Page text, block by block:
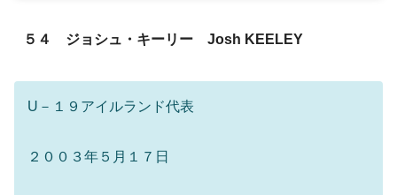
５４ ジョシュ・キーリー Josh KEELEY
U－１９アイルランド代表
２００３年５月１７日